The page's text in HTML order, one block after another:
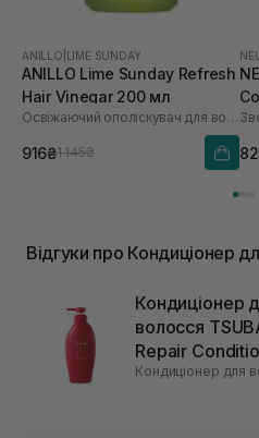
ANILLO LIME SUNDAY
ANILLO Lime Sunday Refresh
Hair Vinegar 200 мл
Освіжаючий ополіскувач для волосся
916₴1 145₴
Відгуки про Кондиціонер
Кондиціонер
волосся
Repair
Кондиціонер для